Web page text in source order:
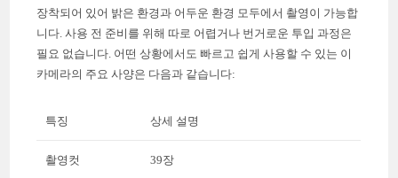
장착되어 있어 밝은 환경과 어두운 환경 모두에서 촬영이 가능합
니다. 사용 전 준비를 위해 따로 어렵거나 번거로운 투입 과정은
필요 없습니다. 어떤 상황에서도 빠르고 쉽게 사용할 수 있는 이
카메라의 주요 사양은 다음과 같습니다:
특징 상세 설명
촬영컷 39장